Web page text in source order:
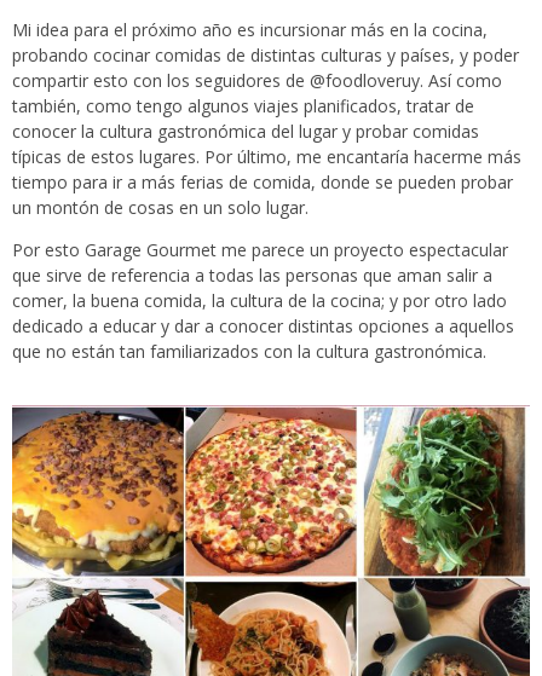
Mi idea para el próximo año es incursionar más en la cocina,
probando cocinar comidas de distintas culturas y países, y poder
compartir esto con los seguidores de @foodloveruy. Así como
también, como tengo algunos viajes planificados, tratar de
conocer la cultura gastronómica del lugar y probar comidas
típicas de estos lugares. Por último, me encantaría hacerme más
tiempo para ir a más ferias de comida, donde se pueden probar
un montón de cosas en un solo lugar.
Por esto Garage Gourmet me parece un proyecto espectacular
que sirve de referencia a todas las personas que aman salir a
comer, la buena comida, la cultura de la cocina; y por otro lado
dedicado a educar y dar a conocer distintas opciones a aquellos
que no están tan familiarizados con la cultura gastronómica.